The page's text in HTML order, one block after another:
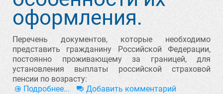
оформления.
Перечень документов, которые необходимо
представить гражданину Российской Федерации,
постоянно проживающему за границей, для
установления выплаты российской страховой
пенсии по возрасту:
Подробнее...
Добавить комментарий